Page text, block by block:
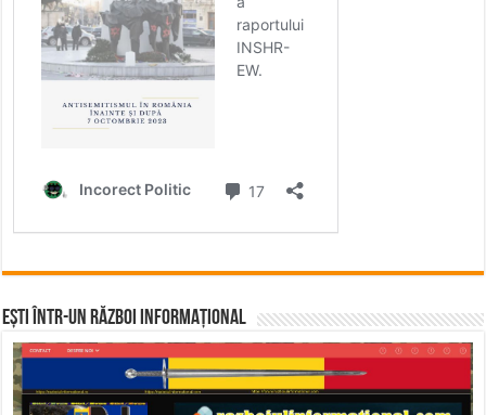
Ești într-un RĂZBOI INFORMAȚIONAL